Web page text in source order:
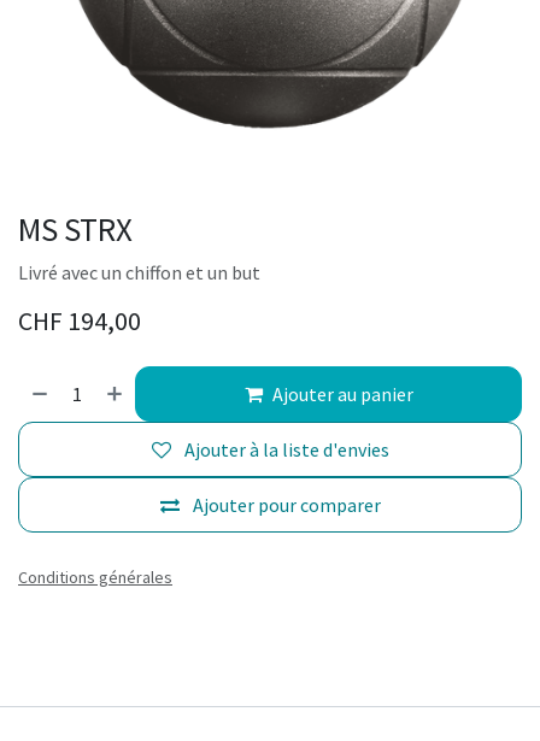
MS STRX
Livré avec un chiffon et un but
CHF 194,00
Ajouter au panier
Ajouter pour comparer
Ajouter à la liste d'envies
Conditions générales